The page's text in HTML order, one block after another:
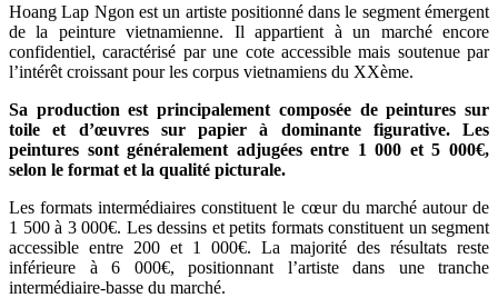
Hoang Lap Ngon est un artiste positionné dans le segment émergent
de la peinture vietnamienne. Il appartient à un marché encore
confidentiel, caractérisé par une cote accessible mais soutenue par
l’intérêt croissant pour les corpus vietnamiens du XXème.
Sa production est principalement composée de peintures sur
toile et d’œuvres sur papier à dominante figurative. Les
peintures sont généralement adjugées entre 1 000 et 5 000€,
selon le format et la qualité picturale.
Les formats intermédiaires constituent le cœur du marché autour de
1 500 à 3 000€. Les dessins et petits formats constituent un segment
accessible entre 200 et 1 000€. La majorité des résultats reste
inférieure à 6 000€, positionnant l’artiste dans une tranche
intermédiaire-basse du marché.